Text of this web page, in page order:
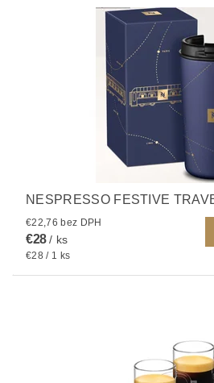
NESPRESSO FESTIVE
€22,76 bez DPH
€28/ ks
€28 / 1 ks